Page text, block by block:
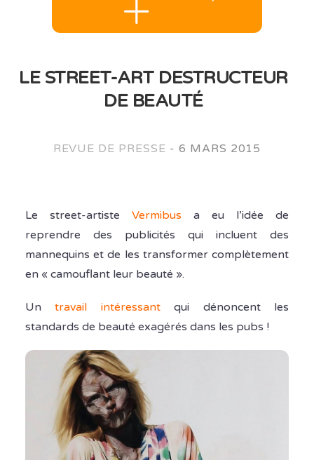
LE STREET-ART DESTRUCTEUR
DE BEAUTÉ
REVUE DE PRESSE - 6 MARS 2015
Le street-artiste Vermibus a eu l’idée de
reprendre des publicités qui incluent des
mannequins et de les transformer complètement
en « camouflant leur beauté ».
Untravail intéressantqui dénoncent les
standards de beauté exagérés dans les pubs !